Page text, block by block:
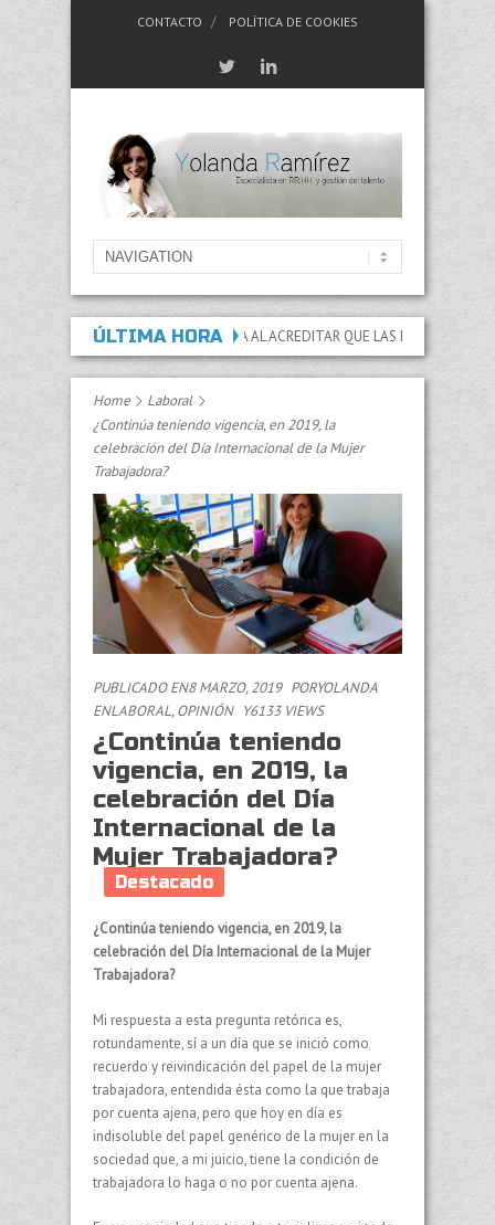
CONTACTO POLÍTICA DE COOKIES
ÚLTIMA HORA
PERMANENTE ABSOLUTA AL ACREDITAR QUE LAS LESIONES Y SECUELAS
Home
Laboral
¿Continúa teniendo vigencia, en 2019, la
celebración del Día Internacional de la Mujer
Trabajadora?
PUBLICADO EN8 MARZO, 2019 PORYOLANDA
ENLABORAL,OPINIÓN Y6133 VIEWS
¿Continúa teniendo
vigencia, en 2019, la
celebración del Día
Internacional de la
Mujer Trabajadora?
Destacado
¿Continúa teniendo vigencia, en 2019, la
celebración del Día Internacional de la Mujer
Trabajadora?
Mi respuesta a esta pregunta retórica es,
rotundamente, sí a un día que se inició como
recuerdo y reivindicación del papel de la mujer
trabajadora, entendida ésta como la que trabaja
por cuenta ajena, pero que hoy en día es
indisoluble del papel genérico de la mujer en la
sociedad que, a mi juicio, tiene la condición de
trabajadora lo haga o no por cuenta ajena.